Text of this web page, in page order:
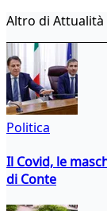
Altro di Attualità
Politica
Il Covid, le
di Conte